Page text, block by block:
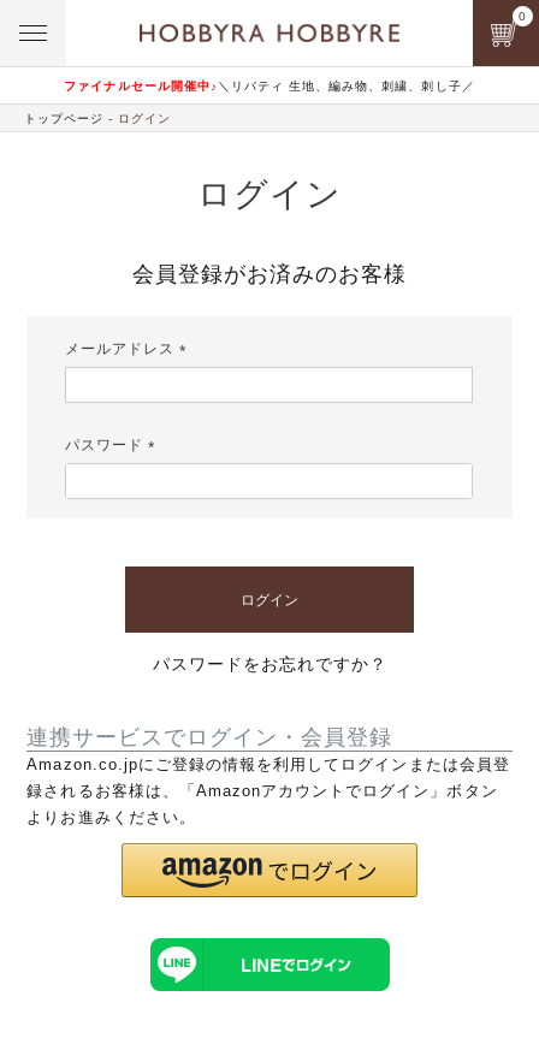
ファイナルセール開催中♪ ＼リバティ 生地、編み物、刺繍、刺し子／
0
トップページ ログイン
ログイン
会員登録がお済みのお客様
メールアドレス
パスワード
ログイン
パスワードをお忘れですか？
連携サービスでログイン・会員登録
Amazon.co.jpにご登録の情報を利用してログインまたは会員登
録されるお客様は、「Amazonアカウントでログイン」ボタン
よりお進みください。